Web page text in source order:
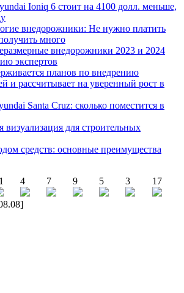
Ioniq 6 стоит на 4100 долл. меньше,
внедорожники: Не нужно платить
много
внедорожники 2023 и 2024
экспертов
планов по внедрению
и рассчитывает на уверенный рост в
Santa Cruz: сколько поместится в
визуализация для строительных
средств: основные преимущества
4 7 9 5 3 17